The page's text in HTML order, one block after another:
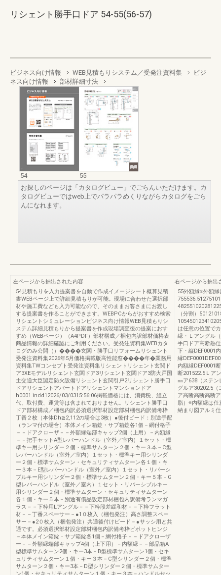
リシェント勝手口ドア 54-55(56-57)
ビジネス向け情報 WEB見積もりシステム／受発注資料集
ビジ
ネス向け情報
部材詳細寸法
54
55
お探しのページは「カタログビュー」でごらんいただけます。カ
タログビューではweb上でパラパラめくりながらカタログをごら
んになれます。
左ページから抽出された内容
54見積もりを入力提案書を自動で作成イメージシート概算見積
書WEBページ上で詳細見積もりが可能。現場に合わせた選択部
材や施工費なども入力可能なので、そのままお客さまにお渡し
する提案書を作ることができます。WEBPCからがおすすめ検索
リシェントシミュレーションビジネス向け情報WEB見積もりシ
ステム詳細見積もりから提案書を作成現場調査後の提案におす
すめ（WEBページ）（A4PDF）部材構成／梱包内訳部材価格表
商品情報の詳細確認にご利用ください。受発注資料集WEBカタ
ログのみ公開（）����玄関・勝手口リフォームリシェント
受発注資料集2026年5月価格掲載版高性能窓����年�業務用
資料集TWコンセプト受発注資料集リシェントリシェント玄関ド
ア3XEモデルリシェント玄関ドア3リシェント玄関ドア3防火戸国
土交通大臣認定防火設備リシェント玄関引戸2リシェント勝手口
ドアリシェントアパートドアリシェントマンションドア
h0001.indd12026/03/0315:56:06掲載価格には、消費税、組立
代、取付費、運賃等は含まれておりません。リシェント勝手口
ドア部材構成／梱包内訳必須選択部材設定部材梱包内訳備考枠
丁番２枚（本体Dh≧2,112の場合は3枚）●後付ビード：別途手配
（ランマ付の場合）本体メイン箱錠・サブ箱錠各1個－網付格子
－－ドアクローザ－－外額縁端部キャップ2個（上用）－内額縁
－－把手セットA型レバーハンドル（室外／室内）１セット・標
準キー用シリンダー２個・標準サムターン２個・キー３本－C型
レバーハンドル（室外／室内）１セット・標準キー用シリンダ
ー２個・標準サムターン・セキュリティサムターン各１個・キ
ー３本－E型レバーハンドル（室外／室内）１セット・リバーシ
ブルキー用シリンダー２個・標準サムターン２個・キー５本－G
型レバーハンドル（室外／室内）１セット・リバーシブルキー
用シリンダー２個・標準サムターン・セキュリティサムターン
各１個・キー５本－別途有償品設定部材梱包内訳備考ランマガ
ラス－－下枠用Lアングル－－下枠段差緩和材－－下枠フラット
材－－丁番スペーサー－●1０枚入（梱包発注）高さ調整スペー
サー－●2０枚入（梱包発注）共通後付けビード－●サッシ用と共
通です。必須選択部材設定部材梱包内訳備考枠ピポットヒンジ
－本体メイン箱錠・サブ箱錠各1個－網付格子－－ドアクローザ
ー－－外額縁端部キャップ4個（上下用）－内額縁－－部品箱A
型標準サムターン2個・キー3本－B型標準サムターン1個・セキ
ュリティサムターン１個・キー３本－C型シリンダー２個・標準
サムターン２個・キー3本－D型シリンダー２個・標準サムター
ン1個・セキュリティサムターン１個・キー３本－ハンドルセッ
右ページから抽出
55外額縁※外額
（分割）
は任意の位置で
縁・Ｌアングル
手口ドア高断熱
下・縦DEF0001
縁
内額縁DEF0001
断201522.5Ｌア
㎜ア638（ステン
グルア30202.5（
ア高断高断高断
脂）※内額縁は任
納まり図アルミ